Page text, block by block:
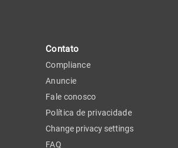
Contato
Compliance
Anuncie
Fale conosco
Política de privacidade
Change privacy settings
FAQ